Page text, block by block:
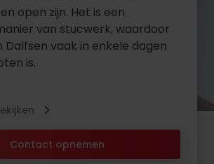
open zijn. Het is een
van stucwerk, waardoor
Dalfsen vaak in enkele dagen
is.
Contact opnemen